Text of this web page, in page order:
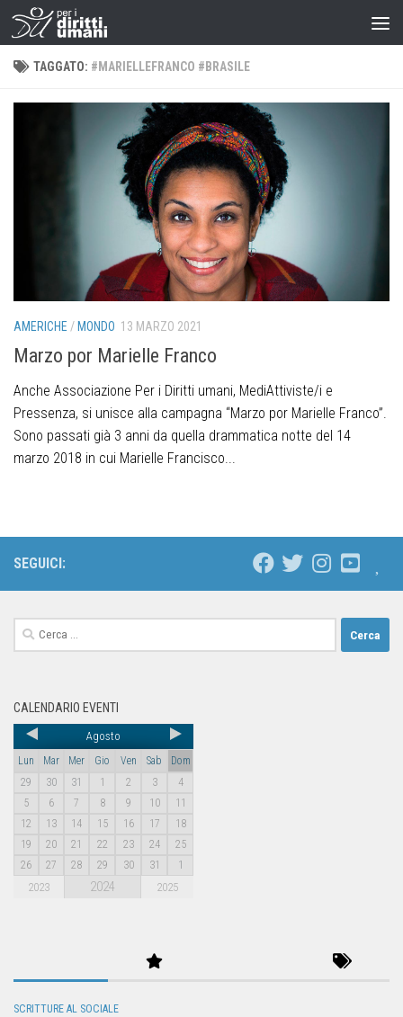
TAGGATO: #MARIELLEFRANCO #BRASILE
AMERICHE / MONDO 13 MARZO 2021
Marzo por Marielle Franco
Anche Associazione Per i Diritti umani, MediAttiviste/i e
Pressenza, si unisce alla campagna “Marzo por Marielle Franco”.
Sono passati già 3 anni da quella drammatica notte del 14
marzo 2018 in cui Marielle Francisco...
SEGUICI:
CALENDARIO EVENTI
Agosto
Lun Mar Mer Gio Ven Sab
Dom
29
30 31 1 2 3
4
5
6 7 8 9 10
11
12
13 14 15 16 17
18
19
20 21 22 23 24
25
26
27 28 29 30 31 1
2023 2024 2025
SCRITTURE AL SOCIALE